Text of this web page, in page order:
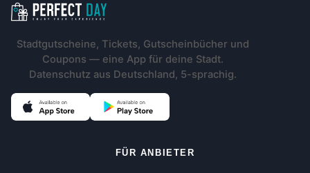
Footer-Navigation
Stadtgutscheine, Tickets, Gutscheinbücher und
Coupons — eine App für deine Stadt.
Datenschutz aus Deutschland, 5-sprachig.
FÜR ANBIETER